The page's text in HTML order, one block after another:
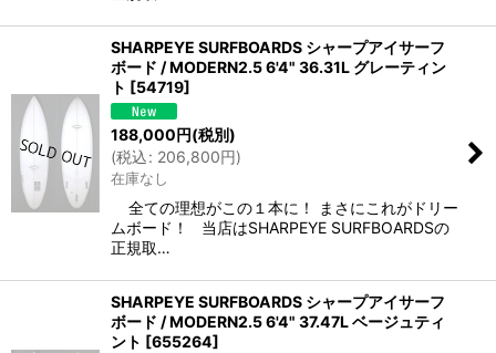
SHARPEYE SURFBOARDS シャープアイサーフ
ボード / MODERN2.5 6'4" 36.31L グレーティン
ト [54719]
188,000 円(税別)
(税込: 206,800円)
在庫なし
全ての理想がこの１本に！ まさにこれがドリー
ムボード！ 当店はSHARPEYE SURFBOARDSの
正規取…
SHARPEYE SURFBOARDS シャープアイサーフ
ボード / MODERN2.5 6'4" 37.47L ベージュティ
ント [655264]